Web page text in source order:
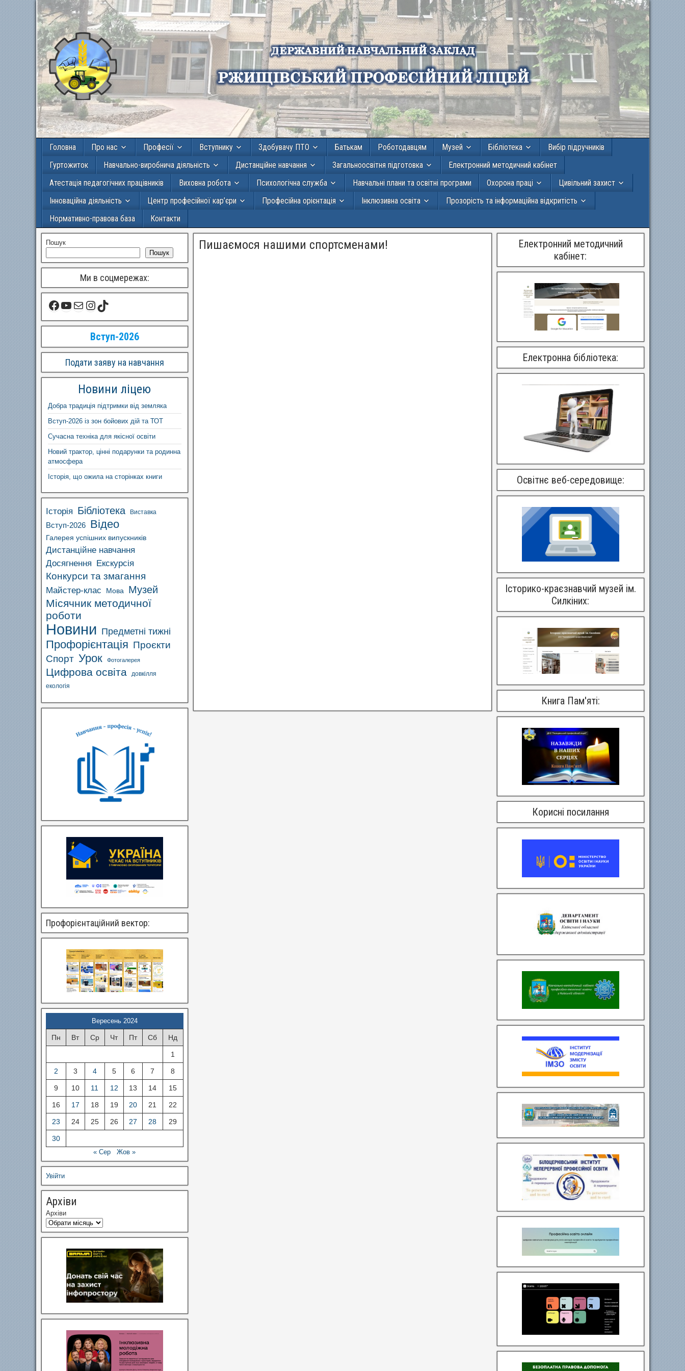
Головна Про нас Професії Вступнику Здобувачу ПТО Батькам Роботодавцям Музей Бібліотека
Вибір підручників
Гуртожиток
Навчально-виробнича діяльність Дистанційне навчання Загальноосвітня підготовка
Електронний методичний кабінет
Атестація педагогічних працівників
Виховна робота Психологічна служба Навчальні плани та освітні програми Охорона праці
Цивільний захист
Інноваційна діяльність
Центр професійної кар’єри Професійна орієнтація Інклюзивна освіта
Прозорість та інформаційна відкритість
Нормативно-правова база
Контакти
Пишаємося нашими спортсменами!
Пошук
Пошук
Ми в соцмережах:
Вступ-2026
Подати заяву на навчання
Новини ліцею
Добра традиція підтримки від земляка
Вступ-2026 із зон бойових дій та ТОТ
Сучасна техніка для якісної освіти
Новий трактор, цінні подарунки та родинна
атмосфера
Історія, що ожила на сторінках книги
Історія Бібліотека Виставка
Вступ-2026 Відео
Галерея успішних випускників
Дистанційне навчання
Досягнення Екскурсія
Конкурси та змагання
Майстер-клас Мова Музей
Місячник методичної
роботи
Новини Предметні тижні
Профорієнтація Проєкти
Спорт Урок Фотогалерея
Цифрова освіта
довкілля
екологія
Профорієнтаційний вектор:
Вересень 2024
Пн Вт Ср Чт Пт Сб Нд
1
2 3 4 5 6 7 8
9 10 11 12 13 14 15
16 17 18 19 20 21 22
23 24 25 26 27 28 29
30
« Сер Жов »
Увійти
Архіви
Архіви
Електронний методичний
кабінет:
Електронна бібліотека:
Освітнє веб-середовище:
Історико-краєзнавчий музей ім.
Силкіних:
Книга Пам'яті:
Корисні посилання